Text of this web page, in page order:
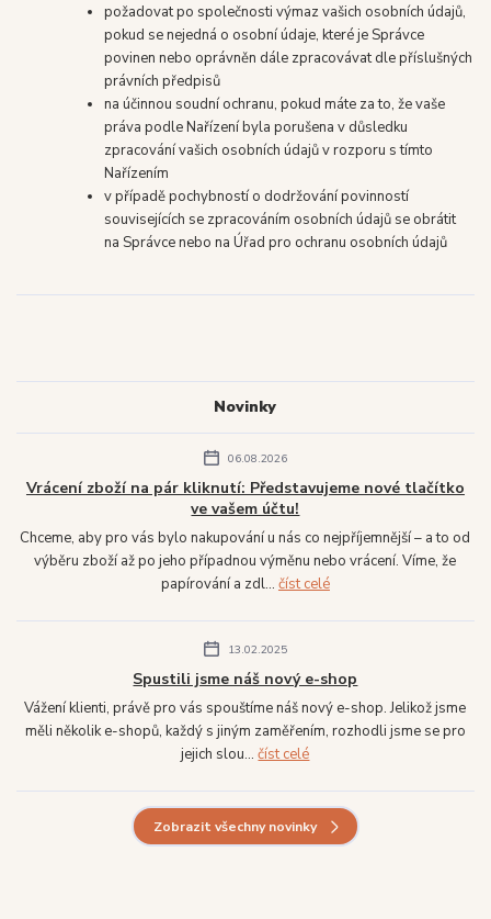
Novinky
06.08.2026
Vrácení zboží na pár kliknutí: Představujeme nové tlačítko
ve vašem účtu!
Chceme, aby pro vás bylo nakupování u nás co nejpříjemnější – a to od
výběru zboží až po jeho případnou výměnu nebo vrácení. Víme, že
papírování a zdl... číst celé
13.02.2025
Spustili jsme náš nový e-shop
Vážení klienti, právě pro vás spouštíme náš nový e-shop. Jelikož jsme
měli několik e-shopů, každý s jiným zaměřením, rozhodli jsme se pro
jejich slou...číst celé
Zobrazit všechny novinky
požadovat po společnosti výmaz vašich osobních údajů,
pokud se nejedná o osobní údaje, které je Správce
povinen nebo oprávněn dále zpracovávat dle příslušných
právních předpisů
na účinnou soudní ochranu, pokud máte za to, že vaše
práva podle Nařízení byla porušena v důsledku
zpracování vašich osobních údajů v rozporu s tímto
Nařízením
v případě pochybností o dodržování povinností
souvisejících se zpracováním osobních údajů se obrátit
na Správce nebo na Úřad pro ochranu osobních údajů